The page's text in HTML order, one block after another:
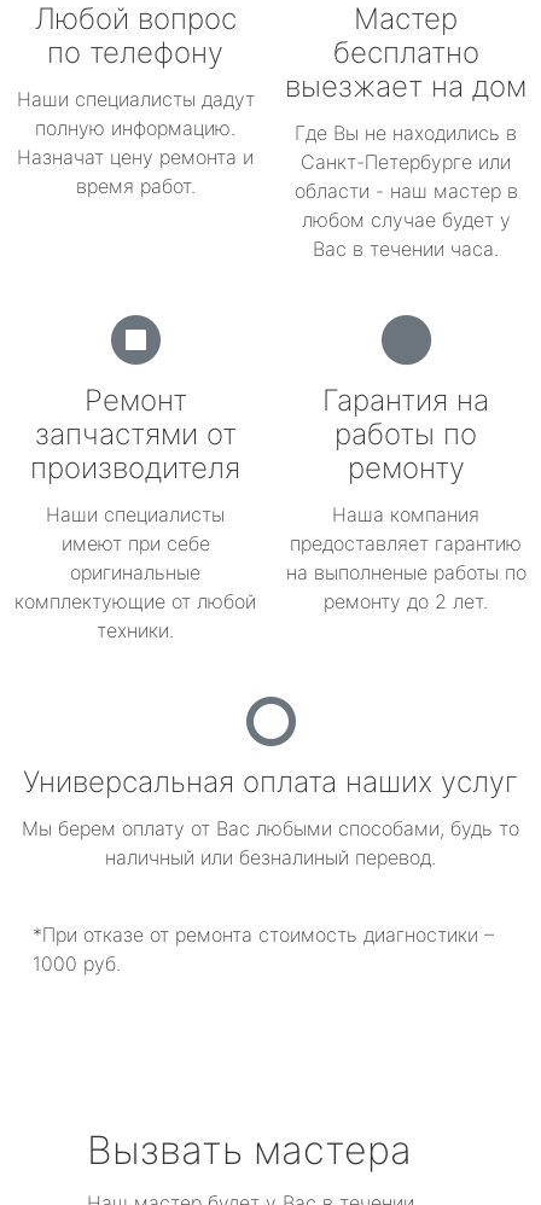
Любой вопрос
по телефону
Наши специалисты дадут
полную информацию.
Назначат цену ремонта и
время работ.
Мастер
бесплатно
выезжает на дом
Где Вы не находились в
Санкт-Петербурге или
области - наш мастер в
любом случае будет у
Вас в течении часа.
Ремонт
запчастями от
производителя
Наши специалисты
имеют при себе
оригинальные
комплектующие от любой
техники.
Гарантия на
работы по
ремонту
Наша компания
предоставляет гарантию
на выполненые работы по
ремонту до 2 лет.
Универсальная оплата наших услуг
Мы берем оплату от Вас любыми способами, будь то
наличный или безналиный перевод.
*При отказе от ремонта стоимость диагностики –
1000 руб.
Вызвать мастера